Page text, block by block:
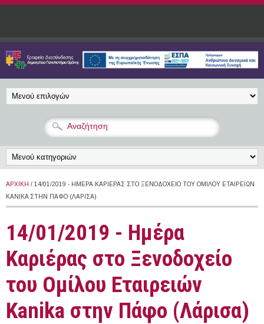
Παράκαμψη προς το κυρίως περιεχόμενο
ΑΡΧΙΚΉ / 14/01/2019 - HΜΈΡΑ ΚΑΡΙΈΡΑΣ ΣΤΟ ΞΕΝΟΔΟΧΕΊΟ ΤΟΥ ΟΜΊΛΟΥ ΕΤΑΙΡΕΙΏΝ
KANIKA ΣΤΗΝ ΠΆΦΟ (ΛΆΡΙΣΑ)
14/01/2019 - Hμέρα
Καριέρας στο Ξενοδοχείο
του Ομίλου Εταιρειών
Kanika στην Πάφο (Λάρισα)